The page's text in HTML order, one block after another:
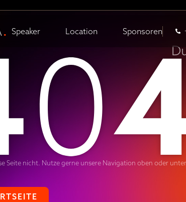
Speaker Location Sponsoren
0
Seite nicht. Nutze gerne unsere Navigation oben oder